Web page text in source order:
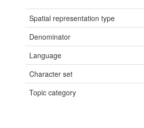
Spatial representation type
Denominator
Language
Character set
Topic category